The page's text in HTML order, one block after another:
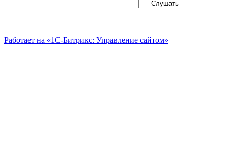
Работает на «1С-Битрикс: Управление сайтом»